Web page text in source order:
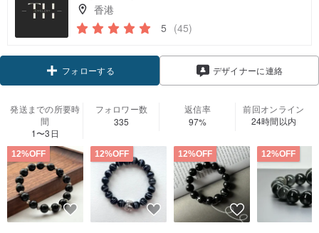
香港
5 (45)
フォローする
デザイナーに連絡
発送までの所要時
間
1〜3日
フォロワー数
335
返信率
97%
前回オンライン
24時間以内
12%OFF 12%OFF 12%OFF 12%OFF